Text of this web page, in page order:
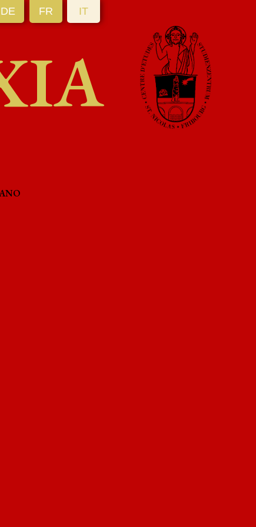
DE FR IT